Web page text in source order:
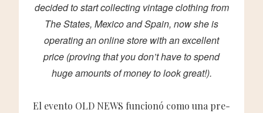
decided to start collecting vintage clothing from
The States, Mexico and Spain, now she is
operating an online store with an excellent
price (proving that you don’t have to spend
huge amounts of money to look great!).
El evento OLD NEWS funcionó como una pre-